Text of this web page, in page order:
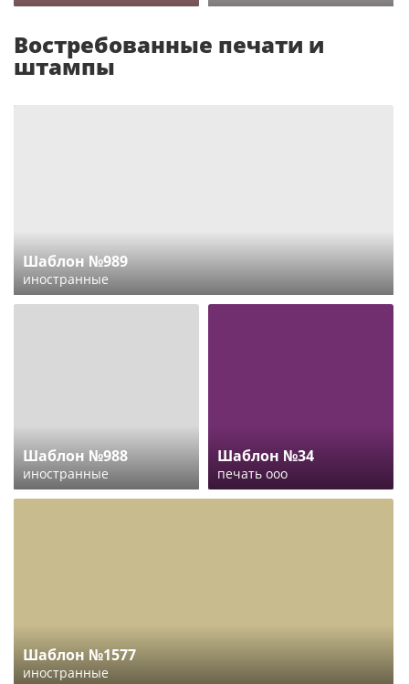
Востребованные печати и
штампы
Шаблон №989
иностранные
Шаблон №988
иностранные
Шаблон №34
печать ооо
Шаблон №1577
иностранные